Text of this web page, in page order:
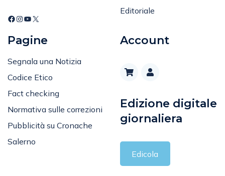
Editoriale
Pagine
Segnala una Notizia
Codice Etico
Fact checking
Normativa sulle correzioni
Pubblicità su Cronache
Salerno
Account
Edizione digitale
giornaliera
Edicola